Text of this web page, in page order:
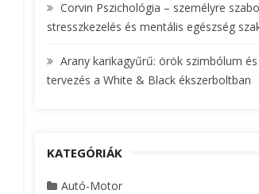
Corvin Pszichológia – személyre
stresszkezelés és mentális egészség
Arany karikagyűrű: örök szimbólum
tervezés a White & Black ékszerboltban
KATEGÓRIÁK
Autó-Motor